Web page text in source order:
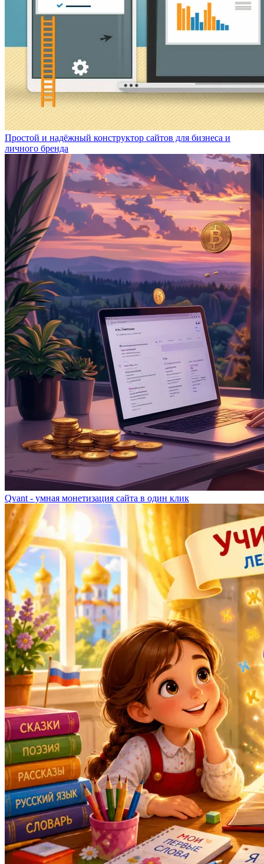
Простой и надёжный конструктор сайтов для бизнеса и
личного бренда
Qvant - умная монетизация сайта в один клик